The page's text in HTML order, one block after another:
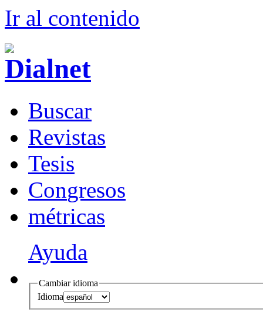
Ir al contenido
Buscar
Revistas
Tesis
Congresos
métricas
Ayuda
Cambiar idioma
Idioma